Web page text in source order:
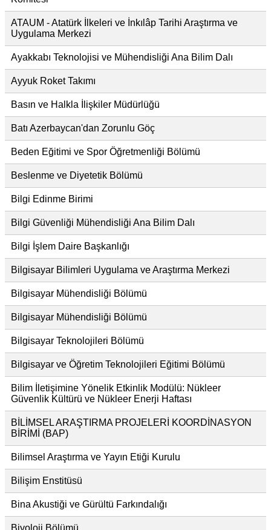
ATAUM - Atatürk İlkeleri ve İnkılâp Tarihi Araştırma ve
Uygulama Merkezi
Ayakkabı Teknolojisi ve Mühendisliği Ana Bilim Dalı
Ayyuk Roket Takımı
Basın ve Halkla İlişkiler Müdürlüğü
Batı Azerbaycan'dan Zorunlu Göç
Beden Eğitimi ve Spor Öğretmenliği Bölümü
Beslenme ve Diyetetik Bölümü
Bilgi Edinme Birimi
Bilgi Güvenliği Mühendisliği Ana Bilim Dalı
Bilgi İşlem Daire Başkanlığı
Bilgisayar Bilimleri Uygulama ve Araştırma Merkezi
Bilgisayar Mühendisliği Bölümü
Bilgisayar Mühendisliği Bölümü
Bilgisayar Teknolojileri Bölümü
Bilgisayar ve Öğretim Teknolojileri Eğitimi Bölümü
Bilim İletişimine Yönelik Etkinlik Modülü: Nükleer
Güvenlik Kültürü ve Nükleer Enerji Haftası
BİLİMSEL ARAŞTIRMA PROJELERİ KOORDİNASYON
BİRİMİ (BAP)
Bilimsel Araştırma ve Yayın Etiği Kurulu
Bilişim Enstitüsü
Bina Akustiği ve Gürültü Farkındalığı
Biyoloji Bölümü